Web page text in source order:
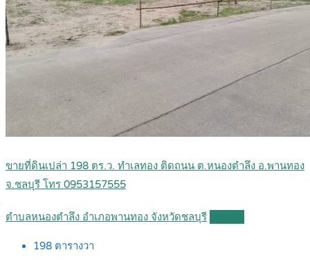
ขายที่ดินเปล่า 198 ตร.ว. ทำเลทอง ติดถนน ต.หนองตำลึง อ.พานทอง
จ.ชลบุรี โทร 0953157555
ตำบลหนองตำลึง อำเภอพานทอง จังหวัดชลบุรี
198 ตารางวา